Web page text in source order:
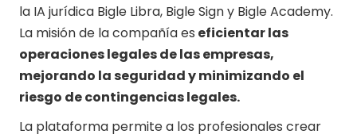
la IA jurídica Bigle Libra, Bigle Sign y Bigle Academy.
La misión de la compañía es eficientar las
operaciones legales de las empresas,
mejorando la seguridad y minimizando el
riesgo de contingencias legales.
La plataforma permite a los profesionales crear